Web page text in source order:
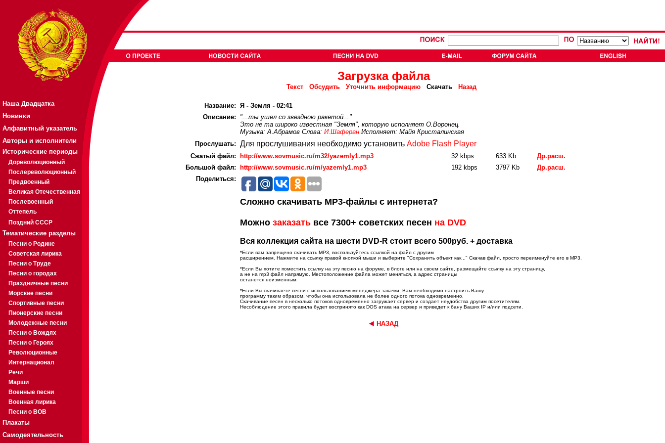
Наша Двадцатка
Новинки
Алфавитный указатель
Авторы и исполнители
Исторические периоды
Дореволюционный
Послереволюционный
Предвоенный
Великая Отечественная
Послевоенный
Оттепель
Поздний СССР
Тематические разделы
Песни о Родине
Советская лирика
Песни о Труде
Песни о городах
Праздничные песни
Морские песни
Спортивные песни
Пионерские песни
Молодежные песни
Песни о Вождях
Песни о Героях
Революционные
Интернационал
Речи
Марши
Военные песни
Военная лирика
Песни о ВОВ
Плакаты
Самодеятельность
Загрузка файла
Текст Обсудить Уточнить информацию Скачать Назад
Название: Я - Земля - 02:41
Описание:
"...ты ушел со звездною ракетой..."
Это не та широко известная "Земля", которую исполняет О.Воронец.
Музыка: А.Абрамов Слова: И.ШаферанИсполняет: Майя Кристалинская
Прослушать: Для прослушивания необходимо установить Adobe Flash Player
Cжатый файл: http://www.sovmusic.ru/m32/yazemly1.mp3 32 kbps 633 Kb
Др.расш.
Большой файл:
http://www.sovmusic.ru/m/yazemly1.mp3 192 kbps 3797 Kb
Др.расш.
Поделиться:
Сложно скачивать MP3-файлы с интернета?
Можно заказатьвсе 7300+ советских песен на DVD
Вся коллекция сайта на шести DVD-R стоит всего 500руб. + доставка
*Если вам запрещено скачивать MP3, воспользуйтесь ссылкой на файл с другим
расширением. Нажмите на ссылку правой кнопкой мыши и выберите "Сохранить объект как..." Скачав файл, просто переименуйте его в MP3.
*Если Вы хотите поместить ссылку на эту песню на форуме, в блоге или на своем сайте, размещайте ссылку на эту страницу,
а не на mp3 файл напрямую. Местоположение файла может меняться, а адрес страницы
останется неизменным.
*Если Вы скачиваете песни с использованием менеджера закачки, Вам необходимо настроить Вашу
программу таким образом, чтобы она использовала не более одного потока одновременно.
Скачивание песен в несколько потоков одновременно загружает сервер и создает неудобства другим посетителям.
Несоблюдение этого правила будет воспринято как DOS атака на сервер и приведет к бану Ваших IP и/или подсети.
НАЗАД